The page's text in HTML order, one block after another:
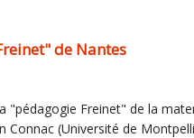
de Nantes
"pédagogie Freinet" de la
Connac (Université de